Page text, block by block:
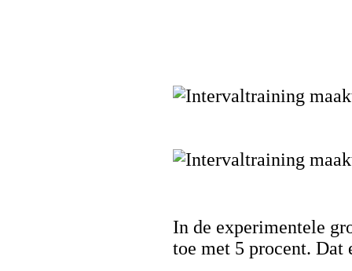
In de experimentele
toe met 5 procent.